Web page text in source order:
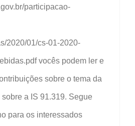
participacao-
2020/01/cs-01-2020-
vocês podem ler e
sobre o tema da
a IS 91.319. Segue
para os interessados